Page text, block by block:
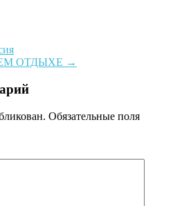
ОТДЫХЕ →
Обязательные поля